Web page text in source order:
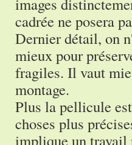
cadrée ne posera
Dernier détail, on
mieux pour
fragiles. Il vaut
montage.
Plus la pellicule
choses plus
implique un